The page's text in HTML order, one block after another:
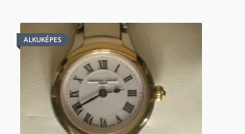
ALKUKÉPES